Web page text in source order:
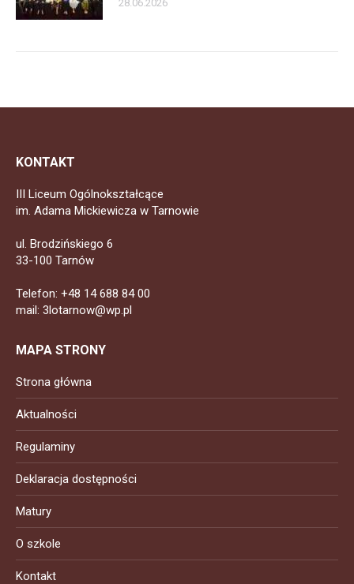
28.06.2026
KONTAKT
III Liceum Ogólnokształcące
im. Adama Mickiewicza w Tarnowie
ul. Brodzińskiego 6
33-100 Tarnów
Telefon: +48 14 688 84 00
mail: 3lotarnow@wp.pl
MAPA STRONY
Strona główna
Aktualności
Regulaminy
Deklaracja dostępności
Matury
O szkole
Kontakt